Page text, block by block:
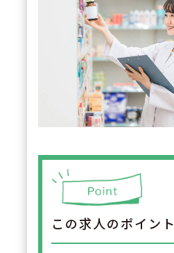
この求人のポイント